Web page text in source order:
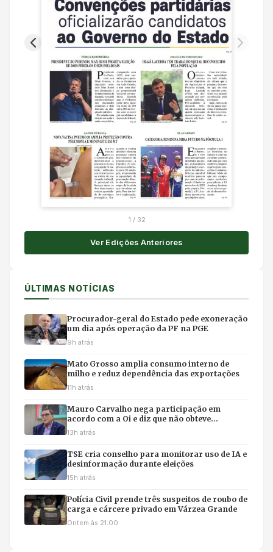
1 / 32
Ver Edições Anteriores
ÚLTIMAS NOTÍCIAS
Procurador-geral do Estado pede exoneração
um dia após operação da PF na PGE
9h atrás
Mato Grosso amplia consumo interno de
milho e reduz dependência das exportações
11h atrás
Mauro Carvalho nega participação em
acordo com a Oi e diz que não obteve
benefícios
13h atrás
TSE cria conselho para monitorar uso de IA e
desinformação durante eleições
15h atrás
Polícia Civil prende três suspeitos de roubo de
carga e cárcere privado em Várzea Grande
Ontem às 21:00